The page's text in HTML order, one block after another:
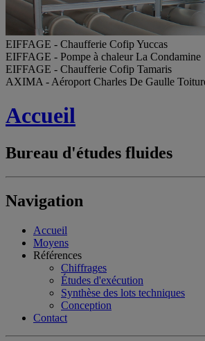
EIFFAGE - Chaufferie Cofip Yuccas
EIFFAGE - Pompe à chaleur La Condamine
EIFFAGE - Chaufferie Cofip Tamaris
AXIMA - Aéroport Charles De Gaulle
Accueil
Bureau d'études fluides
Navigation
Accueil
Moyens
Références
Chiffrages
Études d'exécution
Synthèse des lots techniques
Conception
Contact